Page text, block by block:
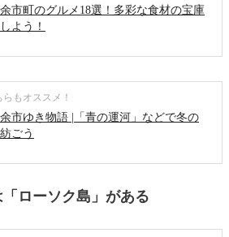
市町のグルメ18選！多彩な食材の宝庫
よう！
らもオススメ！
市ゆき物語 |「青の運河」などで冬の
ごう
ローソク島」がある